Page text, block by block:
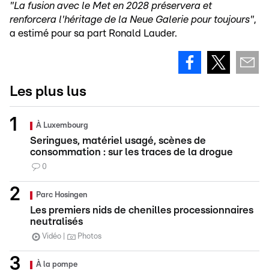
"La fusion avec le Met en 2028 préservera et
renforcera l'héritage de la Neue Galerie pour toujours",
a estimé pour sa part Ronald Lauder.
Les plus lus
À Luxembourg
Seringues, matériel usagé, scènes de
consommation : sur les traces de la drogue
0
Parc Hosingen
Les premiers nids de chenilles processionnaires
neutralisés
Vidéo Photos
À la pompe